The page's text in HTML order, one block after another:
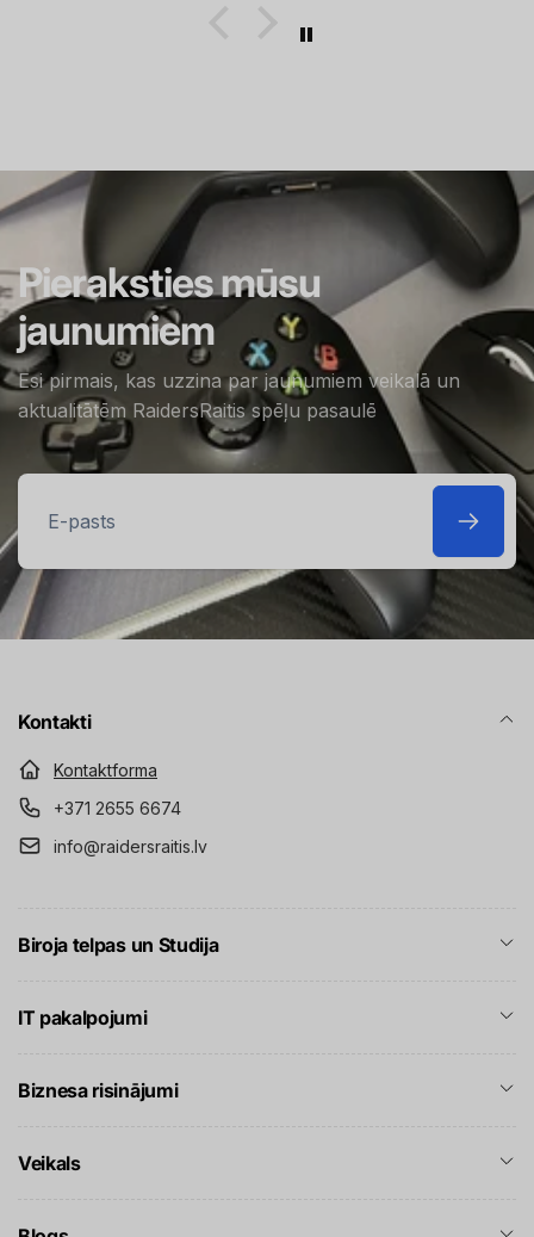
Pieraksties mūsu
jaunumiem
Esi pirmais, kas uzzina par jaunumiem veikalā un
aktualitātēm RaidersRaitis spēļu pasaulē
E-
pasts
Kontakti
Kontaktforma
+371 2655 6674
info@raidersraitis.lv
Biroja telpas un Studija
IT pakalpojumi
Biznesa risinājumi
Veikals